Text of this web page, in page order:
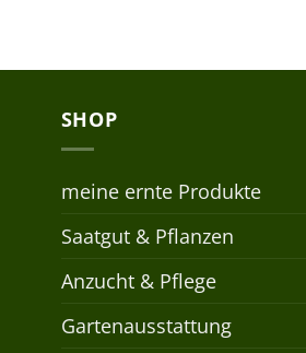
SHOP
meine ernte Produkte
Saatgut & Pflanzen
Anzucht & Pflege
Gartenausstattung